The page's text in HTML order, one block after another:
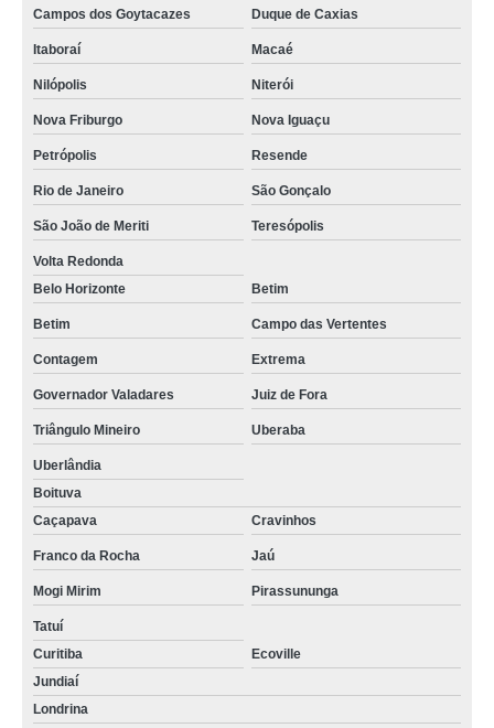
Campos dos Goytacazes Duque de Caxias
Itaboraí Macaé
Nilópolis Niterói
Nova Friburgo Nova Iguaçu
Petrópolis Resende
Rio de Janeiro São Gonçalo
São João de Meriti Teresópolis
Volta Redonda
Belo Horizonte
Betim
Betim Campo das Vertentes
Contagem Extrema
Governador Valadares Juiz de Fora
Triângulo Mineiro Uberaba
Uberlândia
Boituva
Caçapava
Cravinhos
Franco da Rocha Jaú
Mogi Mirim Pirassununga
Tatuí
Curitiba
Ecoville
Jundiaí
Londrina